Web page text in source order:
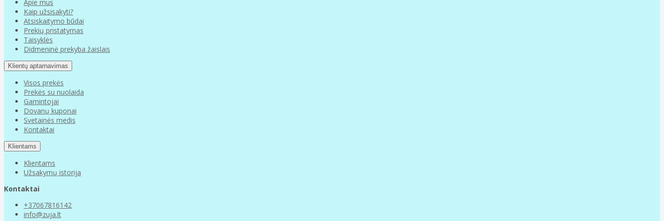
Apie mus
Kaip užsisakyti?
Atsiskaitymo būdai
Prekių pristatymas
Taisyklės
Didmeninė prekyba žaislais
Klientų aptarnavimas
Visos prekės
Prekės su nuolaida
Gamintojai
Dovanų kuponai
Svetainės medis
Kontaktai
Klientams
Klientams
Užsakymų istorija
Kontaktai
+37067816142
info@zuja.lt